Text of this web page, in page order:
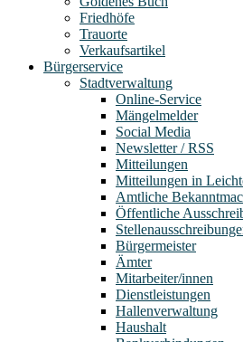
Friedhöfe
Trauorte
Verkaufsartikel
Bürgerservice
Stadtverwaltung
Online-Service
Mängelmelder
Social Media
Newsletter / RSS
Mitteilungen
Mitteilungen in
Amtliche
Öffentliche
Bürgermeister
Ämter
Mitarbeiter/innen
Dienstleistungen
Hallenverwaltung
Haushalt